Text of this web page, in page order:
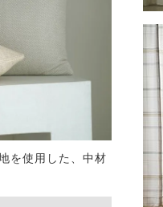
を使用した、中材